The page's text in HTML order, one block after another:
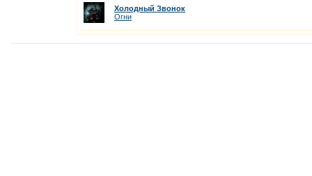
Холодный Звонок
Огни